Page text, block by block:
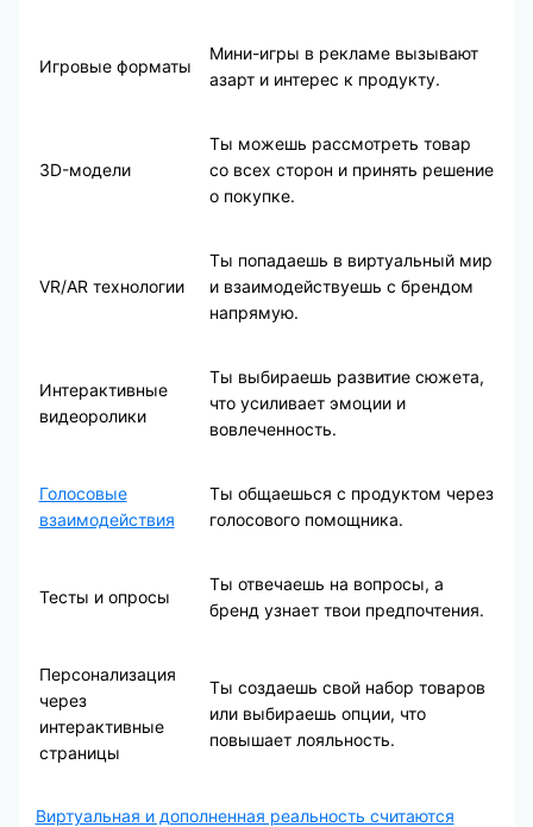
Игровые форматы
Мини-игры в рекламе вызывают
азарт и интерес к продукту.
3D-модели
Ты можешь рассмотреть товар
со всех сторон и принять решение
о покупке.
VR/AR технологии
Ты попадаешь в виртуальный мир
и взаимодействуешь с брендом
напрямую.
Интерактивные
видеоролики
Ты выбираешь развитие сюжета,
что усиливает эмоции и
вовлеченность.
Голосовые
взаимодействия
Ты общаешься с продуктом через
голосового помощника.
Тесты и опросы
Ты отвечаешь на вопросы, а
бренд узнает твои предпочтения.
Персонализация
через
интерактивные
страницы
Ты создаешь свой набор товаров
или выбираешь опции, что
повышает лояльность.
Виртуальная и дополненная реальность считаются